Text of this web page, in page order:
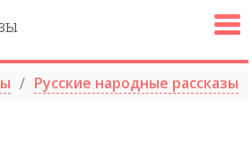
Русские народные рассказы